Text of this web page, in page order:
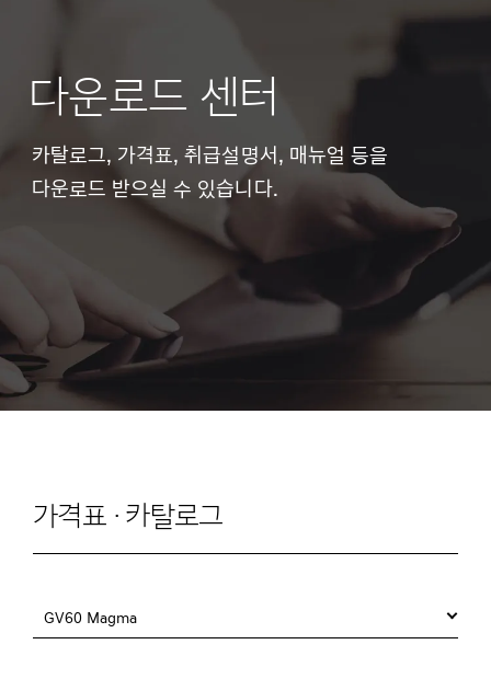
다운로드 센터
카탈로그, 가격표, 취급설명서, 매뉴얼 등을
다운로드 받으실 수 있습니다.
가격표 · 카탈로그
GV60 Magma